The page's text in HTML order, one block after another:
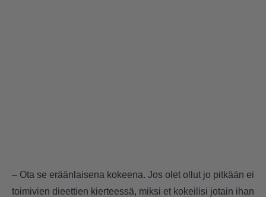
– Ota se eräänlaisena kokeena. Jos olet ollut jo pitkään ei
toimivien dieettien kierteessä, miksi et kokeilisi jotain ihan